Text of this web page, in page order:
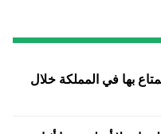
بها في المملكة خلال